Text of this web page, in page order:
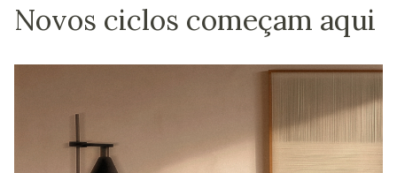
Novos ciclos começam aqui